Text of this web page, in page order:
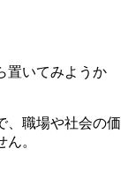
置いてみようか
、職場や社会の価
。